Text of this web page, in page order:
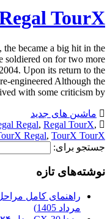
TourX
became a big hit in the
soldiered on for two more
Upon its return to the
engineered Although the
with some criticism by […]
ماشین های جدید
Regal, Regal TourX,
Regal, TourX TourX
جستجو برای:
نوشته‌های تازه
مرداد 1405)